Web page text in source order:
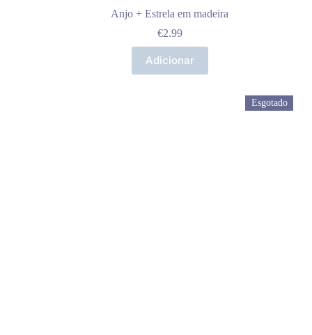
Anjo + Estrela em madeira
€2.99
Adicionar
Esgotado